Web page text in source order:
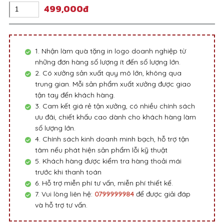
499,000đ
1. Nhận làm quà tặng in logo doanh nghiệp từ
những đơn hàng số lượng ít đến số lượng lớn.
2. Có xưởng sản xuất quy mô lớn, không qua
trung gian. Mỗi sản phẩm xuất xưởng được giao
tận tay đến khách hàng.
3. Cam kết giá rẻ tận xưởng, có nhiều chính sách
ưu đãi, chiết khấu cao dành cho khách hàng làm
số lượng lớn.
4. Chính sách kinh doanh minh bạch, hỗ trợ tận
tâm nếu phát hiện sản phẩm lỗi kỹ thuật
5. Khách hàng được kiểm tra hàng thoải mái
trước khi thanh toán
6. Hỗ trợ miễn phí tư vấn, miễn phí thiết kế.
7. Vui lòng liên hệ: 0799999984 để được giải đáp
và hỗ trợ tư vấn.